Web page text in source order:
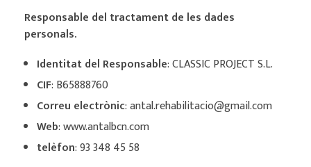
Responsable del tractament de les dades
personals.
Identitat del Responsable: CLASSIC PROJECT S.L.
CIF: B65888760
Correu electrònic: antal.rehabilitacio@gmail.com
Web: www.antalbcn.com
telèfon: 93 348 45 58